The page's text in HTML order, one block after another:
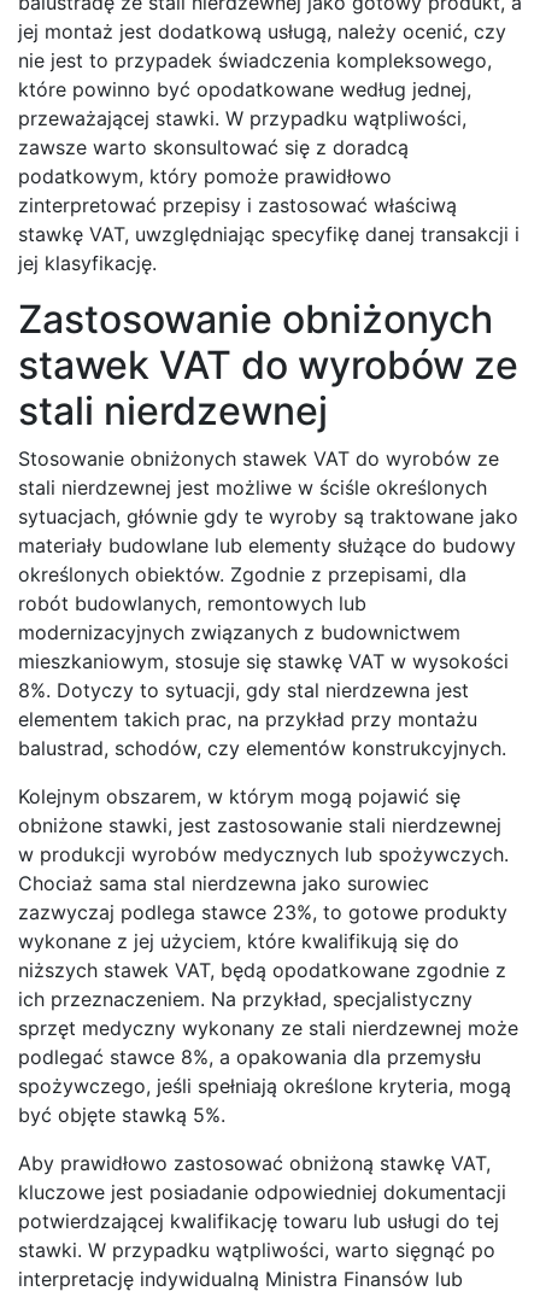
jej montaż jest dodatkową usługą, należy ocenić, czy
nie jest to przypadek świadczenia kompleksowego,
które powinno być opodatkowane według jednej,
przeważającej stawki. W przypadku wątpliwości,
zawsze warto skonsultować się z doradcą
podatkowym, który pomoże prawidłowo
zinterpretować przepisy i zastosować właściwą
stawkę VAT, uwzględniając specyfikę danej transakcji i
jej klasyfikację.
Zastosowanie obniżonych
stawek VAT do wyrobów ze
stali nierdzewnej
Stosowanie obniżonych stawek VAT do wyrobów ze
stali nierdzewnej jest możliwe w ściśle określonych
sytuacjach, głównie gdy te wyroby są traktowane jako
materiały budowlane lub elementy służące do budowy
określonych obiektów. Zgodnie z przepisami, dla
robót budowlanych, remontowych lub
modernizacyjnych związanych z budownictwem
mieszkaniowym, stosuje się stawkę VAT w wysokości
8%. Dotyczy to sytuacji, gdy stal nierdzewna jest
elementem takich prac, na przykład przy montażu
balustrad, schodów, czy elementów konstrukcyjnych.
Kolejnym obszarem, w którym mogą pojawić się
obniżone stawki, jest zastosowanie stali nierdzewnej
w produkcji wyrobów medycznych lub spożywczych.
Chociaż sama stal nierdzewna jako surowiec
zazwyczaj podlega stawce 23%, to gotowe produkty
wykonane z jej użyciem, które kwalifikują się do
niższych stawek VAT, będą opodatkowane zgodnie z
ich przeznaczeniem. Na przykład, specjalistyczny
sprzęt medyczny wykonany ze stali nierdzewnej może
podlegać stawce 8%, a opakowania dla przemysłu
spożywczego, jeśli spełniają określone kryteria, mogą
być objęte stawką 5%.
Aby prawidłowo zastosować obniżoną stawkę VAT,
kluczowe jest posiadanie odpowiedniej dokumentacji
potwierdzającej kwalifikację towaru lub usługi do tej
stawki. W przypadku wątpliwości, warto sięgnąć po
interpretację indywidualną Ministra Finansów lub